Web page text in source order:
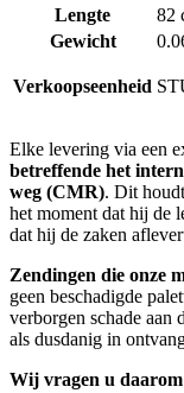
Lengte
82
Gewicht
Verkoopseenheid
Elke levering via een
betreffende het
weg (CMR). Dit
het moment dat hij de
dat hij de zaken
Zendingen die onze
geen beschadigde
verborgen schade
als dusdanig in
Wij vragen u